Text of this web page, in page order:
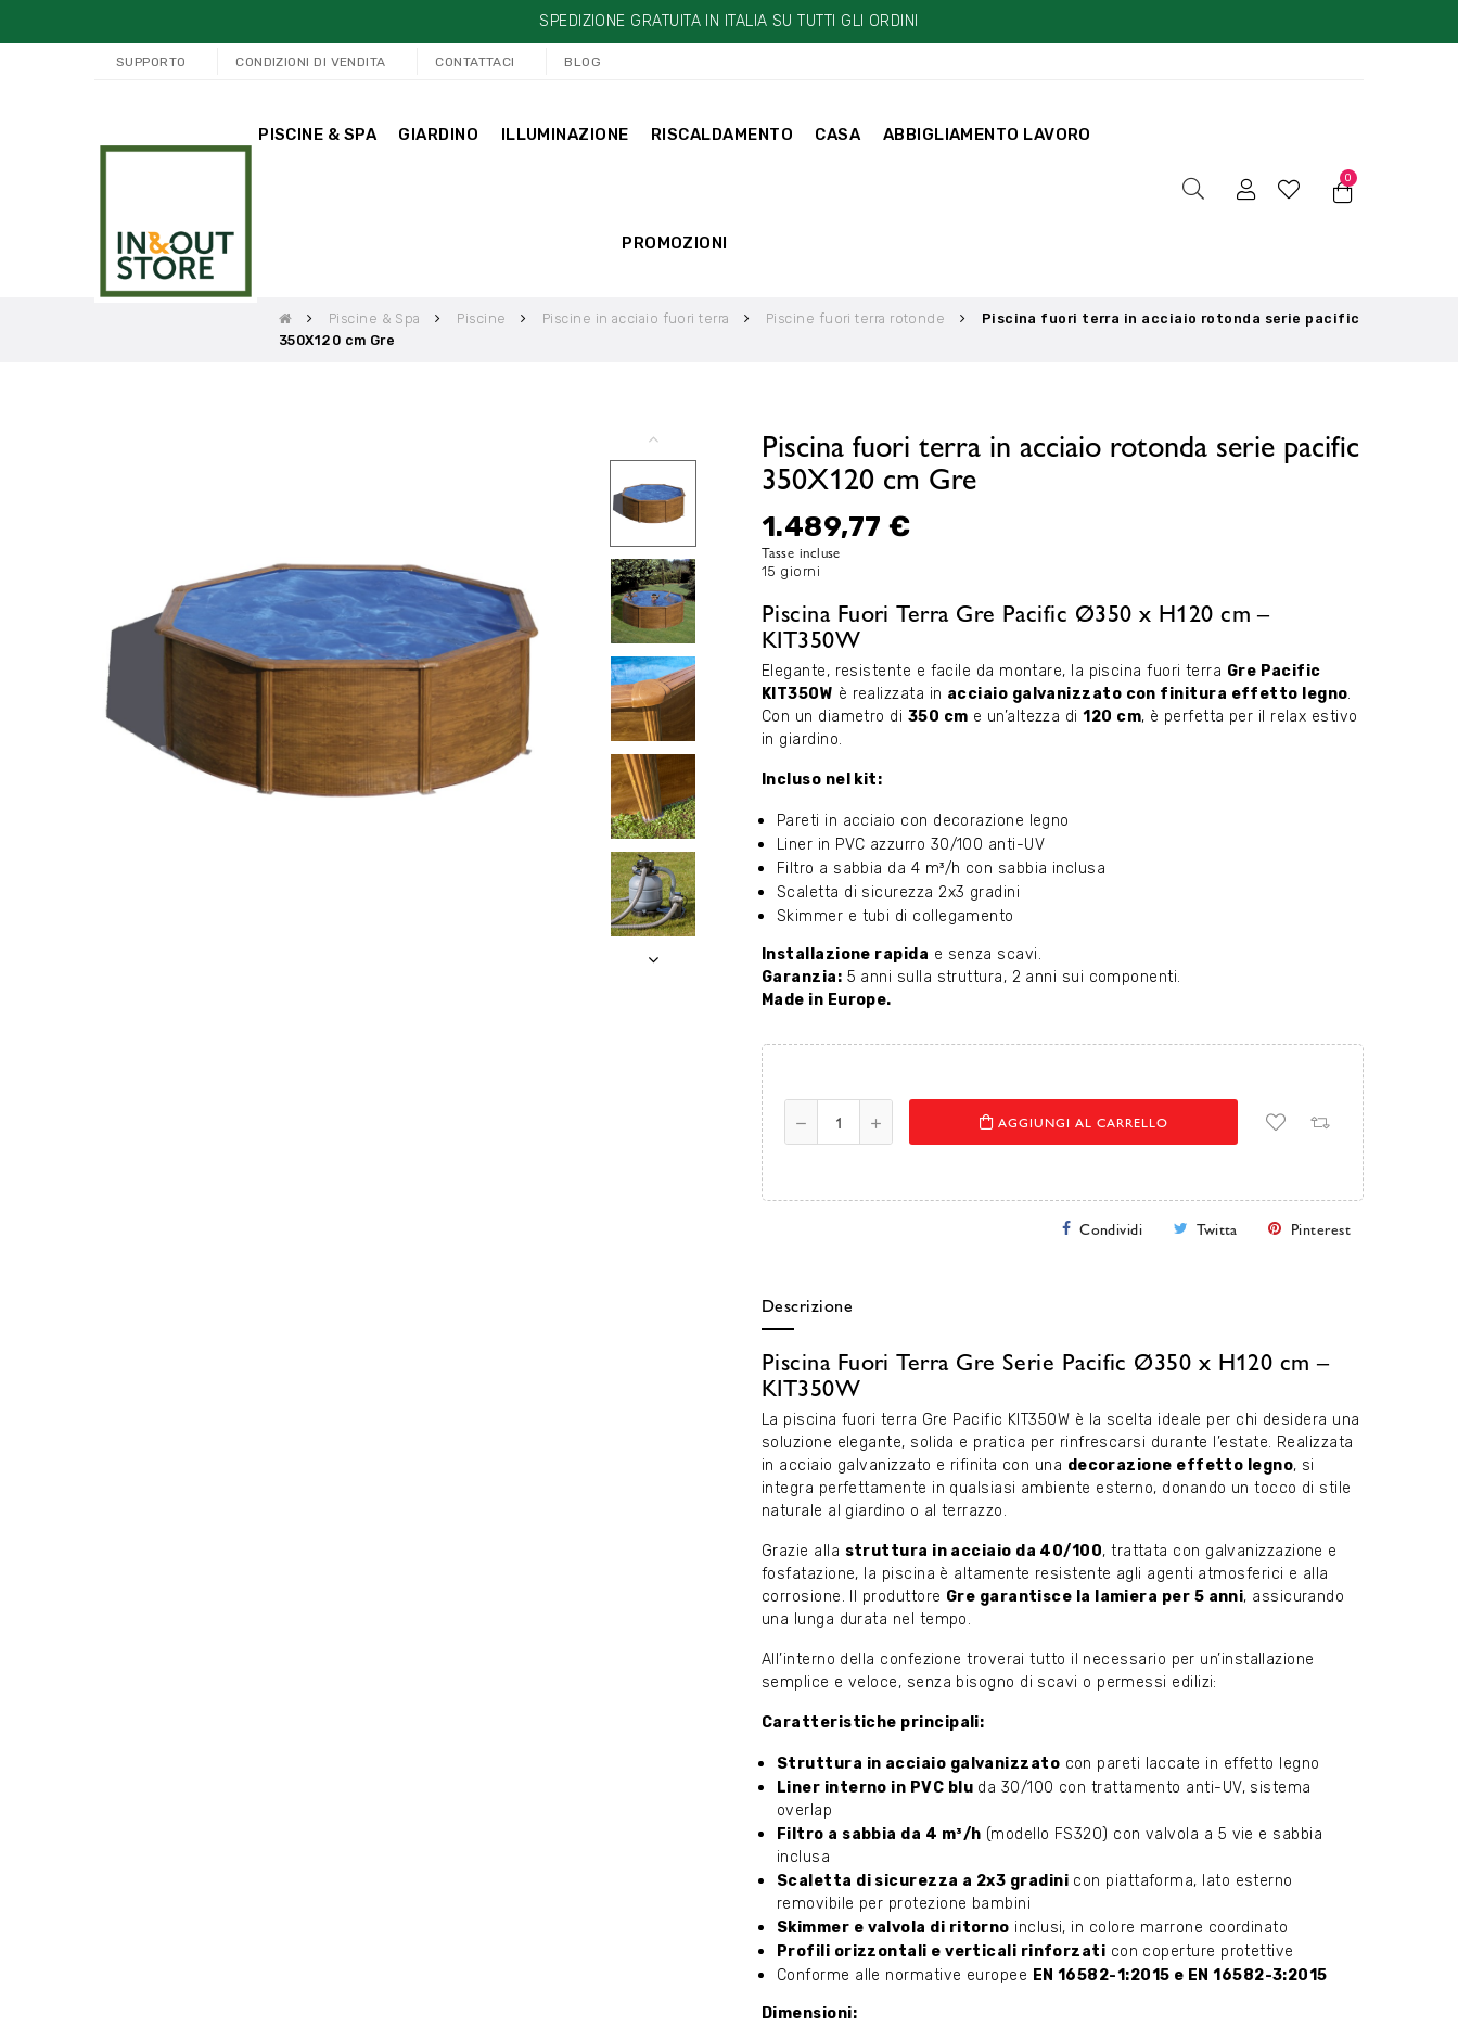
SPEDIZIONE GRATUITA IN ITALIA SU TUTTI GLI ORDINI
SUPPORTO CONDIZIONI DI VENDITA CONTATTACI BLOG
PISCINE & SPA GIARDINO ILLUMINAZIONE RISCALDAMENTO CASA ABBIGLIAMENTO LAVORO
PROMOZIONI
0
Piscine & Spa Piscine Piscine in acciaio fuori terra Piscine fuori terra rotonde
Piscina fuori terra in acciaio rotonda serie pacific
350X120 cm Gre
Piscina fuori terra in acciaio rotonda serie pacific
350X120 cm Gre
1.489,77 €
Tasse incluse
15 giorni
Piscina Fuori Terra Gre Pacific Ø350 x H120 cm –
KIT350W
Elegante, resistente e facile da montare, la piscina fuori terra Gre Pacific
KIT350W è realizzata in acciaio galvanizzato con finitura effetto legno.
Con un diametro di 350 cm e un’altezza di120 cm, è perfetta per il relax estivo
in giardino.
Incluso nel kit:
Pareti in acciaio con decorazione legno
Liner in PVC azzurro 30/100 anti-UV
Filtro a sabbia da 4 m³/h con sabbia inclusa
Scaletta di sicurezza 2x3 gradini
Skimmer e tubi di collegamento
Installazione rapida e senza scavi.
Garanzia: 5 anni sulla struttura, 2 anni sui componenti.
Made in Europe.
AGGIUNGI AL CARRELLO
Condividi Twitta Pinterest
Descrizione
Piscina Fuori Terra Gre Serie Pacific Ø350 x H120 cm –
KIT350W
La piscina fuori terra Gre Pacific KIT350W è la scelta ideale per chi desidera una
soluzione elegante, solida e pratica per rinfrescarsi durante l’estate. Realizzata
in acciaio galvanizzato e rifinita con una decorazione effetto legno, si
integra perfettamente in qualsiasi ambiente esterno, donando un tocco di stile
naturale al giardino o al terrazzo.
Grazie alla struttura in acciaio da 40/100, trattata con galvanizzazione e
fosfatazione, la piscina è altamente resistente agli agenti atmosferici e alla
corrosione. Il produttore Gre garantisce la lamiera per 5 anni, assicurando
una lunga durata nel tempo.
All’interno della confezione troverai tutto il necessario per un’installazione
semplice e veloce, senza bisogno di scavi o permessi edilizi:
Caratteristiche principali:
Struttura in acciaio galvanizzato con pareti laccate in effetto legno
Liner interno in PVC bluda 30/100 con trattamento anti-UV, sistema
overlap
Filtro a sabbia da 4 m³/h (modello FS320) con valvola a 5 vie e sabbia
inclusa
Scaletta di sicurezza a 2x3 gradini con piattaforma, lato esterno
removibile per protezione bambini
Skimmer e valvola di ritorno inclusi, in colore marrone coordinato
Profili orizzontali e verticali rinforzati con coperture protettive
Conforme alle normative europee EN 16582-1:2015 e EN 16582-3:2015
Dimensioni: